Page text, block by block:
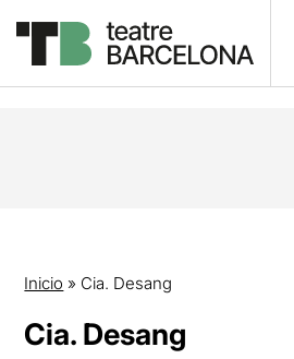
Inicio » Cia. Desang
Cia. Desang